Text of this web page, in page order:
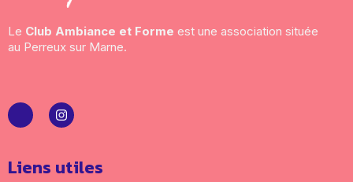
Le Club Ambiance et Forme est une association située
au Perreux sur Marne.
Liens utiles